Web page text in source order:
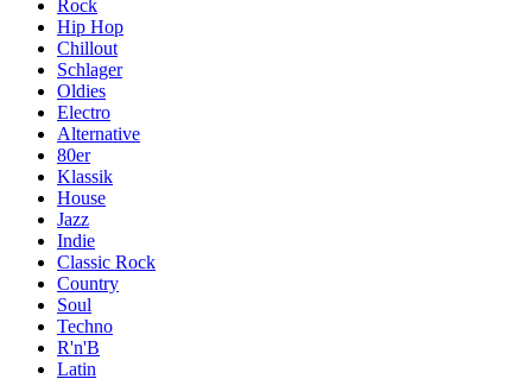
Rock
Hip Hop
Chillout
Schlager
Oldies
Electro
Alternative
80er
Klassik
House
Jazz
Indie
Classic Rock
Country
Soul
Techno
R'n'B
Latin